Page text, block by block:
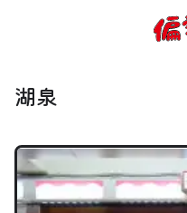
使い方
ログイン
湖泉